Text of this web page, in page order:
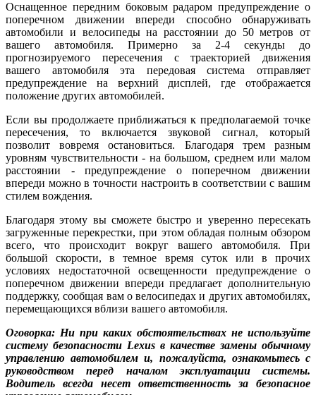
Оснащенное передним боковым радаром предупреждение о
поперечном движении впереди способно обнаруживать
автомобили и велосипеды на расстоянии до 50 метров от
вашего автомобиля. Примерно за 2-4 секунды до
прогнозируемого пересечения с траекторией движения
вашего автомобиля эта передовая система отправляет
предупреждение на верхний дисплей, где отображается
положение других автомобилей.
Если вы продолжаете приближаться к предполагаемой точке
пересечения, то включается звуковой сигнал, который
позволит вовремя остановиться. Благодаря трем разным
уровням чувствительности - на большом, среднем или малом
расстоянии - предупреждение о поперечном движении
впереди можно в точности настроить в соответствии с вашим
стилем вождения.
Благодаря этому вы сможете быстро и уверенно пересекать
загруженные перекрестки, при этом обладая полным обзором
всего, что происходит вокруг вашего автомобиля. При
большой скорости, в темное время суток или в прочих
условиях недостаточной освещенности предупреждение о
поперечном движении впереди предлагает дополнительную
поддержку, сообщая вам о велосипедах и других автомобилях,
перемещающихся вблизи вашего автомобиля.
Оговорка: Ни при каких обстоятельствах не используйте
систему безопасности Lexus в качестве замены обычному
управлению автомобилем и, пожалуйста, ознакомьтесь с
руководством перед началом эксплуатации системы.
Водитель всегда несет ответственность за безопасное